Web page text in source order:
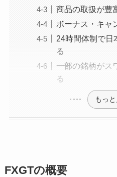
商品の取扱が豊
ボーナス・キャ
24時間体制で日
る
一部の銘柄がス
る
もっ
FXGTの概要